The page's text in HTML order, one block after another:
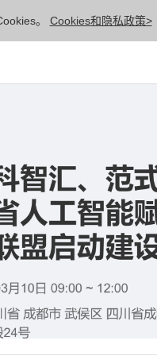
。 Cookies和隐私政策>